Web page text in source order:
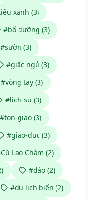
xanh (3)
#bổ dưỡng (3)
#sườn (3)
#giấc ngủ (3)
#vòng tay (3)
#lich-su (3)
#ton-giao (3)
#giao-duc (3)
Lao Chàm (2)
#đảo (2)
#du lịch biển (2)